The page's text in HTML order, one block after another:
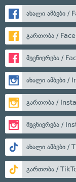
ახალი ამბები /
გართობა /
მეცნიერება /
ახალი ამბები /
გართობა /
მეცნიერება /
ახალი ამბები /
გართობა /